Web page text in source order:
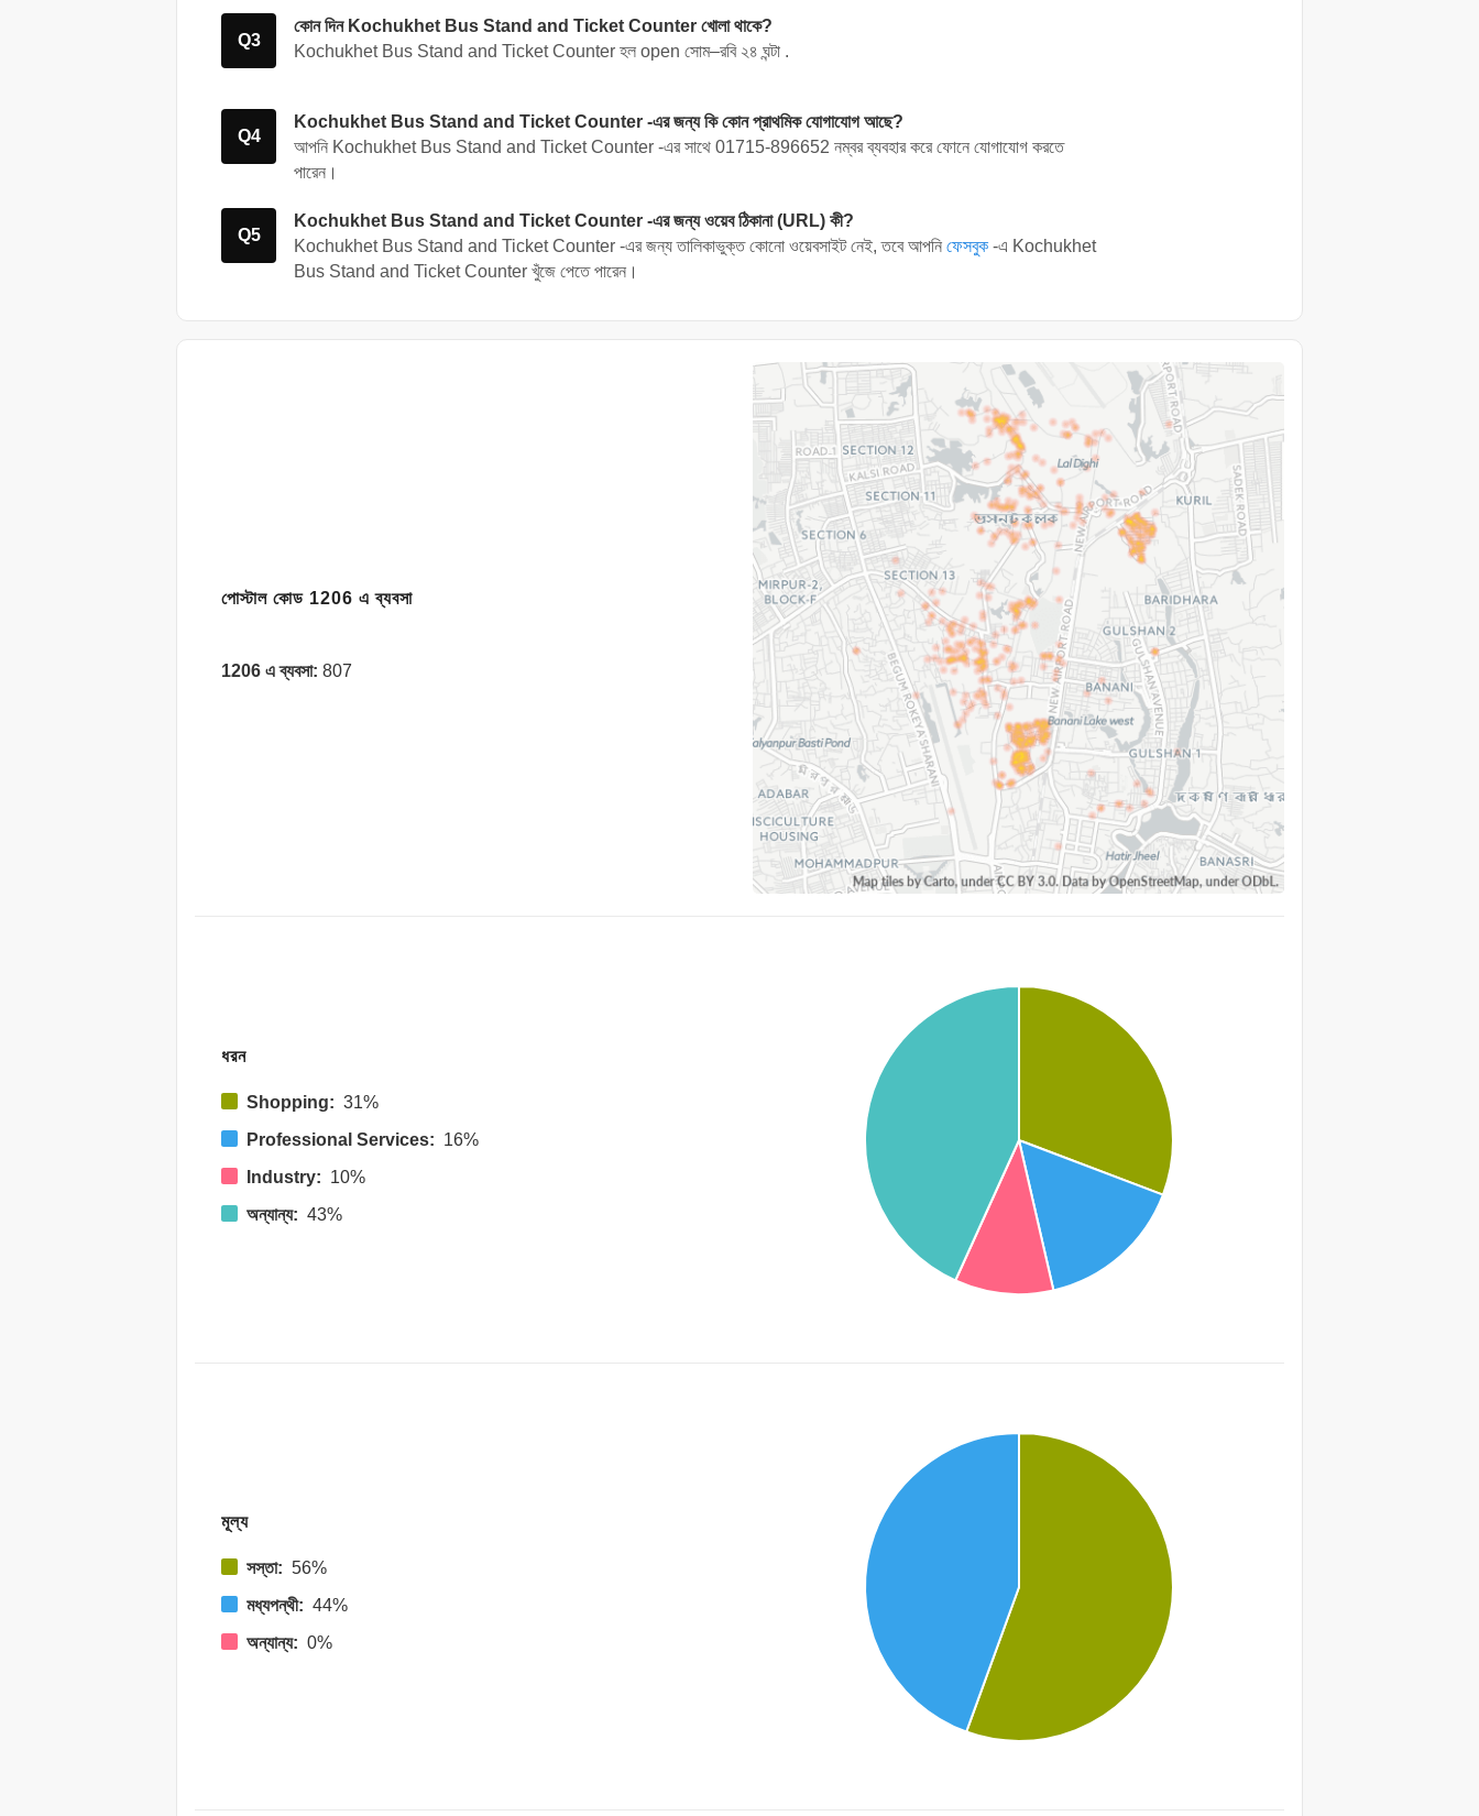
Q3
কোন দিন Kochukhet Bus Stand and Ticket Counter খোলা থাকে?
Kochukhet Bus Stand and Ticket Counter হল open সোম–রবি ২৪ ঘন্টা .
Q4
Kochukhet Bus Stand and Ticket Counter -এর জন্য কি কোন প্রাথমিক যোগাযোগ আছে?
আপনি Kochukhet Bus Stand and Ticket Counter -এর সাথে 01715-896652 নম্বর ব্যবহার করে ফোনে যোগাযোগ করতে
পারেন।
Q5
Kochukhet Bus Stand and Ticket Counter -এর জন্য ওয়েব ঠিকানা (URL) কী?
Kochukhet Bus Stand and Ticket Counter -এর জন্য তালিকাভুক্ত কোনো ওয়েবসাইট নেই, তবে আপনি ফেসবুক -এ Kochukhet
Bus Stand and Ticket Counter খুঁজে পেতে পারেন।
পোস্টাল কোড 1206 এ ব্যবসা
1206 এ ব্যবসা: 807
ধরন
Shopping: 31%
Professional Services: 16%
Industry: 10%
অন্যান্য: 43%
মূল্য
সস্তা: 56%
মধ্যপন্থী: 44%
অন্যান্য: 0%